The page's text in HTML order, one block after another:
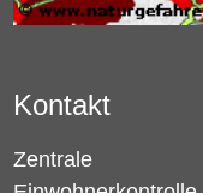
Kontakt
Zentrale